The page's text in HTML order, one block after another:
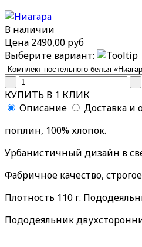
В наличии
Цена 2490,00 руб
Выберите вариант:
КУПИТЬ В 1 КЛИК
Описание
Доставка и
поплин, 100% хлопок.
Урбанистичный дизайн в
Фабричное качество,
Плотность 110 г.
Пододеяльник